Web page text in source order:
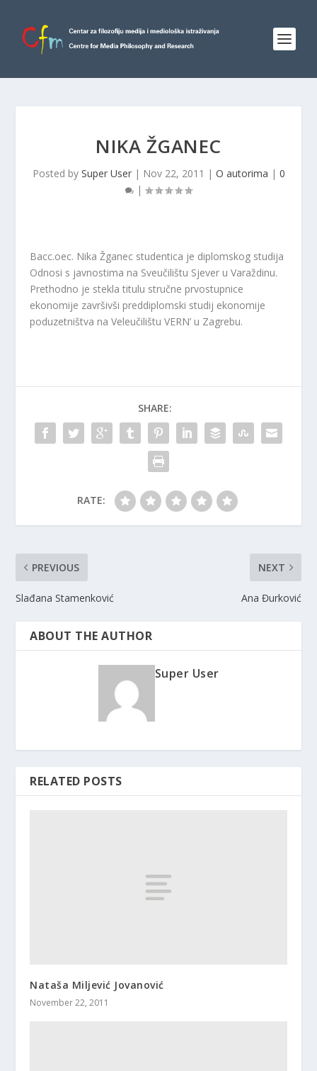
NIKA ŽGANEC
Posted by Super User| Nov 22, 2011 | O autorima | 0
|
Bacc.oec. Nika Žganec studentica je diplomskog studija
Odnosi s javnostima na Sveučilištu Sjever u Varaždinu.
Prethodno je stekla titulu stručne prvostupnice
ekonomije završivši preddiplomski studij ekonomije
poduzetništva na Veleučilištu VERN’ u Zagrebu.
SHARE:
RATE:
PREVIOUS
Slađana Stamenković
NEXT
Ana Đurković
ABOUT THE AUTHOR
Super User
RELATED POSTS
Nataša Miljević Jovanović
November 22, 2011